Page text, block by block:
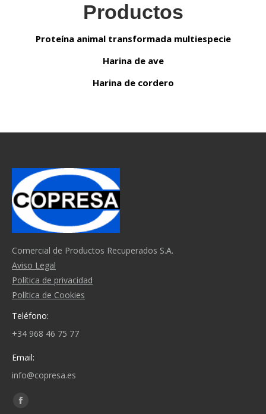
Productos
Proteína animal transformada multiespecie
Harina de ave
Harina de cordero
Comercial de Productos Recuperados S.A.
Aviso Legal
Política de privacidad
Política de Cookies
Teléfono:
+34 968 46 75 77
Email:
info@copresa.es
Find us on:
Facebook